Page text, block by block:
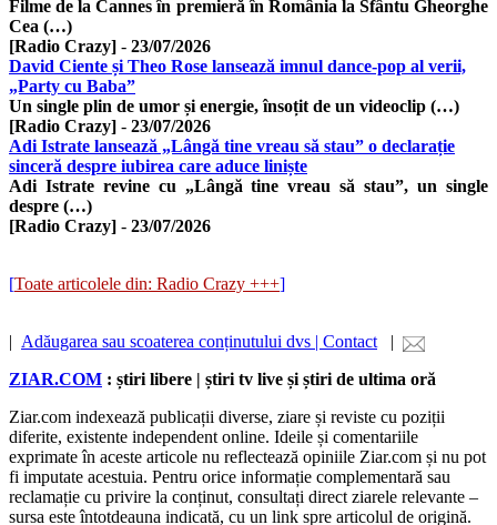
Filme de la Cannes în premieră în România la Sfântu Gheorghe
Cea (…)
[Radio Crazy] - 23/07/2026
David Ciente și Theo Rose lansează imnul dance-pop al verii,
„Party cu Baba”
Un single plin de umor și energie, însoțit de un videoclip (…)
[Radio Crazy] - 23/07/2026
Adi Istrate lansează „Lângă tine vreau să stau” o declarație
sinceră despre iubirea care aduce liniște
Adi Istrate revine cu „Lângă tine vreau să stau”, un single
despre (…)
[Radio Crazy] - 23/07/2026
[Toate articolele din: Radio Crazy +++]
| Adăugarea sau scoaterea conținutului dvs | Contact |
ZIAR.COM : știri libere | știri tv live și știri de ultima oră
Ziar.com indexează publicații diverse, ziare și reviste cu poziții
diferite, existente independent online. Ideile și comentariile
exprimate în aceste articole nu reflectează opiniile Ziar.com și nu pot
fi imputate acestuia. Pentru orice informație complementară sau
reclamație cu privire la conținut, consultați direct ziarele relevante –
sursa este întotdeauna indicată, cu un link spre articolul de origină.